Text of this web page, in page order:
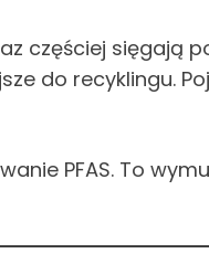
częściej sięgają
do recyklingu.
PFAS. To